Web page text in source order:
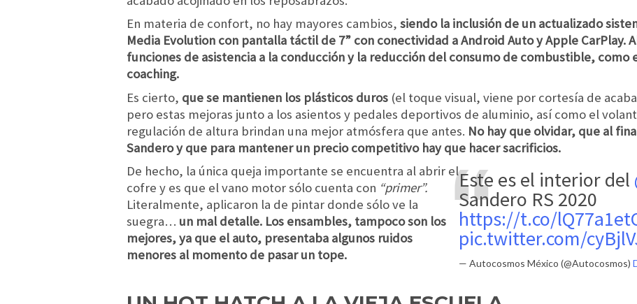
En materia de confort, no hay mayores cambios, siendo la inclusión de un actualizado
Media Evolution con pantalla táctil de 7” con conectividad a Android Auto y Apple CarPlay.
funciones de asistencia a la conducción y la reducción del consumo de combustible, como
coaching.
Es cierto, que se mantienen los plásticos duros (el toque visual, viene por cortesía de
pero estas mejoras junto a los asientos y pedales deportivos de aluminio, así como el
regulación de altura brindan una mejor atmósfera que antes. No hay que olvidar, que al
Sandero y que para mantener un precio competitivo hay que hacer sacrificios.
Este es el interior del
Sandero RS 2020
https://t.co/
pic.twitter.com/
— Autocosmos México (@Autocosmos)
De hecho, la única queja importante se encuentra al abrir el
cofre y es que el vano motor sólo cuenta con “primer”.
Literalmente, aplicaron la de pintar donde sólo ve la
suegra… un mal detalle. Los ensambles, tampoco son los
mejores, ya que el auto, presentaba algunos ruidos
menores al momento de pasar un tope.